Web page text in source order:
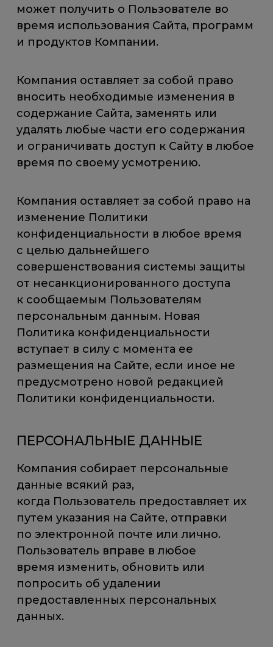
может получить о Пользователе во
время использования Сайта, программ
и продуктов Компании.
Компания оставляет за собой право
вносить необходимые изменения в
содержание Сайта, заменять или
удалять любые части его содержания
и ограничивать доступ к Сайту в любое
время по своему усмотрению.
Компания оставляет за собой право на
изменение Политики
конфиденциальности в любое время
с целью дальнейшего
совершенствования системы защиты
от несанкционированного доступа
к сообщаемым Пользователям
персональным данным. Новая
Политика конфиденциальности
вступает в силу с момента ее
размещения на Сайте, если иное не
предусмотрено новой редакцией
Политики конфиденциальности.
ПЕРСОНАЛЬНЫЕ ДАННЫЕ
Компания собирает персональные
данные всякий раз,
когда Пользователь предоставляет их
путем указания на Сайте, отправки
по электронной почте или лично.
Пользователь вправе в любое
время изменить, обновить или
попросить об удалении
предоставленных персональных
данных.